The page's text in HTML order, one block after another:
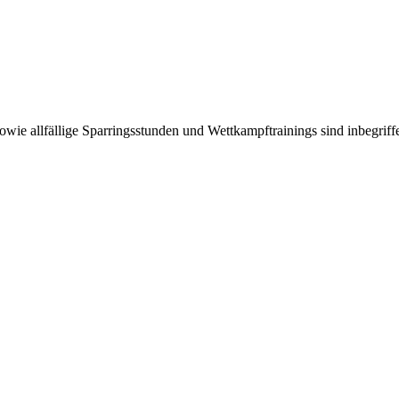
allfällige Sparringsstunden und Wettkampftrainings sind